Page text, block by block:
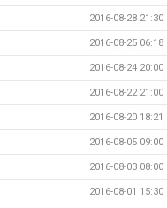
2016-08-28 21:30
2016-08-25 06:18
2016-08-24 20:00
2016-08-22 21:00
2016-08-20 18:21
2016-08-05 09:00
2016-08-03 08:00
2016-08-01 15:30